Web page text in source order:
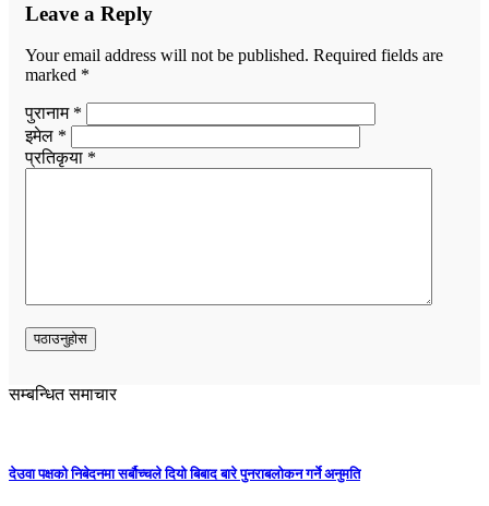
Leave a Reply
Your email address will not be published. Required fields are
marked *
पुरानाम *
इमेल *
प्रतिकृया *
सम्बन्धित समाचार
देउवा पक्षको निबेदनमा सर्बौच्चले दियो बिबाद बारे पुनराबलोकन गर्ने अनुमति